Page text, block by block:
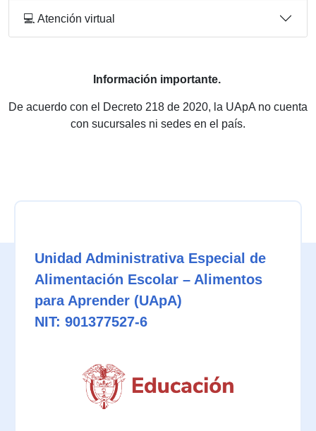
💻 Atención virtual
Información importante.
De acuerdo con el Decreto 218 de 2020, la UApA no cuenta
con sucursales ni sedes en el país.
Unidad Administrativa Especial de
Alimentación Escolar – Alimentos
para Aprender (UApA)
NIT: 901377527-6